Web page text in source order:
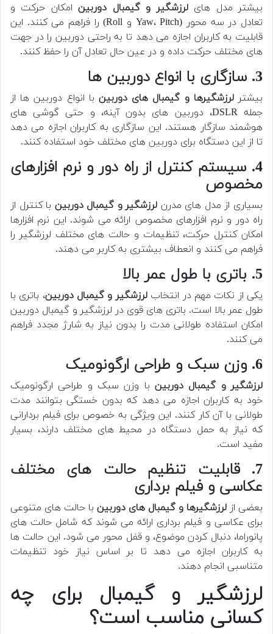
بیشتر مدل هایلرزشگیر و گیمبال دوربینامکان حرکت و
تعادل در سه محور (Yaw، Pitch و Roll) را فراهم می کنند. این
قابلیت به کاربران اجازه می دهد تا به راحتی دوربین را در جهت
های مختلف حرکت داده و در عین حال تعادل آن را حفظ کنند.
3. سازگاری با انواع دوربین ها
بیشترلرزشگیرها و گیمبال های دوربین با انواع دوربین ها از
جمله DSLR، دوربین های بدون آینه، و حتی گوشی های
هوشمند سازگار هستند. این سازگاری به کاربران اجازه می دهد
تا از این دستگاه برای دوربین های مختلف خود استفاده کنند.
4. سیستم کنترل از راه دور و نرم افزارهای
مخصوص
بسیاری از مدل های مدرن لرزشگیر و گیمبال دوربین با کنترل از
راه دور و نرم افزارهای مخصوص ارائه می شوند. این نرم افزارها
امکان کنترل حرکت، تنظیمات و حالت های مختلف لرزشگیر را
فراهم می کنند و انعطاف بیشتری به کاربر می دهند.
5. باتری با طول عمر بالا
یکی از نکات مهم در انتخابلرزشگیر و گیمبال دوربین، باتری با
طول عمر بالا است. باتری های قوی در لرزشگیر و گیمبال دوربین
امکان استفاده طولانی مدت را بدون نیاز به شارژ مجدد فراهم
می کنند.
6. وزن سبک و طراحی ارگونومیک
لرزشگیر و گیمبال دوربین با وزن سبک و طراحی ارگونومیک
خود به کاربران اجازه می دهد که بدون خستگی بتوانند مدت
طولانی با آن کار کنند. این ویژگی به خصوص برای فیلم بردارانی
که نیاز به حمل دستگاه در محیط های مختلف دارند، بسیار
مفید است.
7. قابلیت تنظیم حالت های مختلف
عکاسی و فیلم برداری
بعضی از لرزشگیرها و گیمبال های دوربین با حالت های متنوعی
برای عکاسی و فیلم برداری ارائه می شوند که شامل حالت های
پانوراما، دنبال کردن موضوع، و قفل محور می شود. این حالت ها
به کاربران اجازه می دهد تا بر اساس نیاز خود تنظیمات
متناسبی انجام دهند.
لرزشگیر و گیمبال برای چه
کسانی مناسب است؟